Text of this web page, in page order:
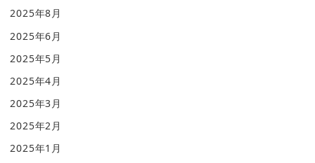
2025年8月
2025年6月
2025年5月
2025年4月
2025年3月
2025年2月
2025年1月